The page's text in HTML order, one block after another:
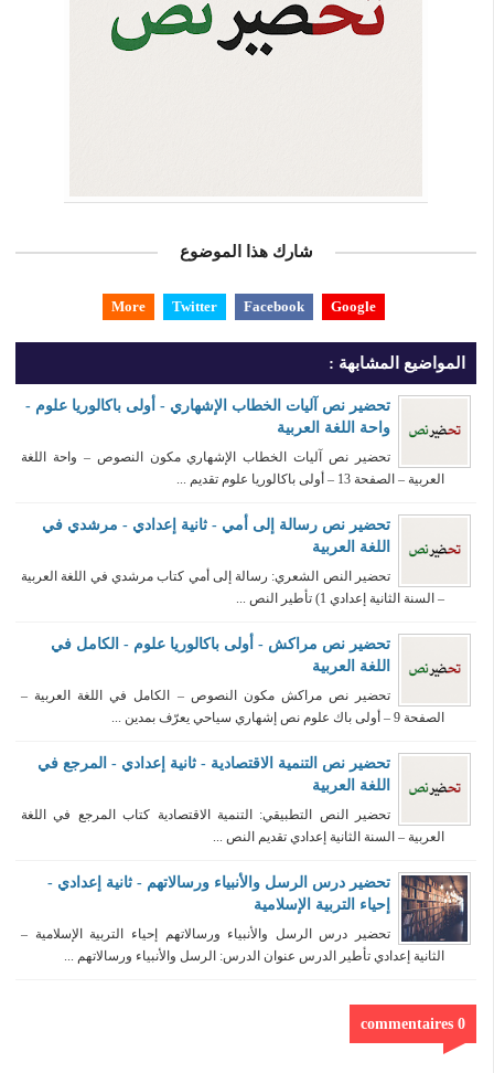
شارك هذا الموضوع
Google
Facebook
Twitter
More
المواضيع المشابهة :
تحضير نص آليات الخطاب الإشهاري - أولى باكالوريا علوم -
واحة اللغة العربية
تحضير نص آليات الخطاب الإشهاري مكون النصوص – واحة اللغة
العربية – الصفحة 13 – أولى باكالوريا علوم تقديم ...
تحضير نص رسالة إلى أمي - ثانية إعدادي - مرشدي في
اللغة العربية
تحضير النص الشعري: رسالة إلى أمي كتاب مرشدي في اللغة العربية
– السنة الثانية إعدادي 1) تأطير النص ...
تحضير نص مراكش - أولى باكالوريا علوم - الكامل في
اللغة العربية
تحضير نص مراكش مكون النصوص – الكامل في اللغة العربية –
الصفحة 9 – أولى باك علوم نص إشهاري سياحي يعرّف بمدين ...
تحضير نص التنمية الاقتصادية - ثانية إعدادي - المرجع في
اللغة العربية
تحضير النص التطبيقي: التنمية الاقتصادية كتاب المرجع في اللغة
العربية – السنة الثانية إعدادي تقديم النص ...
تحضير درس الرسل والأنبياء ورسالاتهم - ثانية إعدادي -
إحياء التربية الإسلامية
تحضير درس الرسل والأنبياء ورسالاتهم إحياء التربية الإسلامية –
الثانية إعدادي تأطير الدرس عنوان الدرس: الرسل والأنبياء ورسالاتهم ...
0 commentaires